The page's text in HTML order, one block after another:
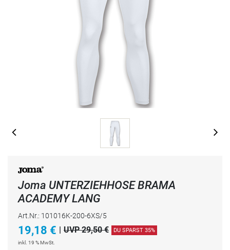
Joma UNTERZIEHHOSE BRAMA
ACADEMY LANG
Art.Nr.: 101016K-200-6XS/5
19,18 € UVP 29,50 € DU SPARST 35%
inkl. 19 % MwSt.